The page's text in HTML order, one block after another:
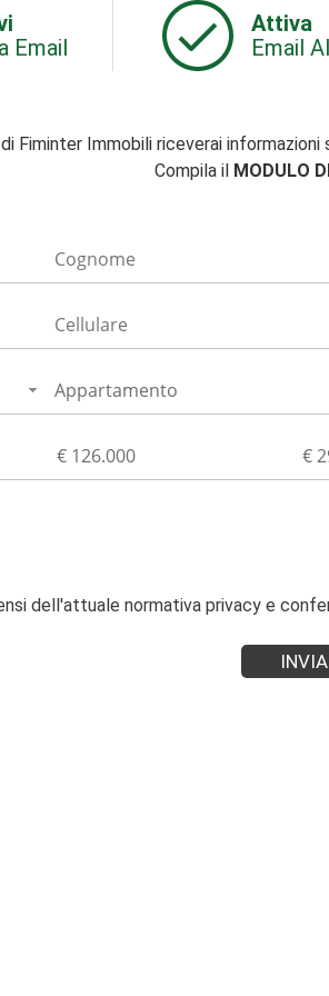
Email
Attiva
Email
di Fiminter Immobili riceverai
Compila il MODULO
dell'attuale normativa privacy e